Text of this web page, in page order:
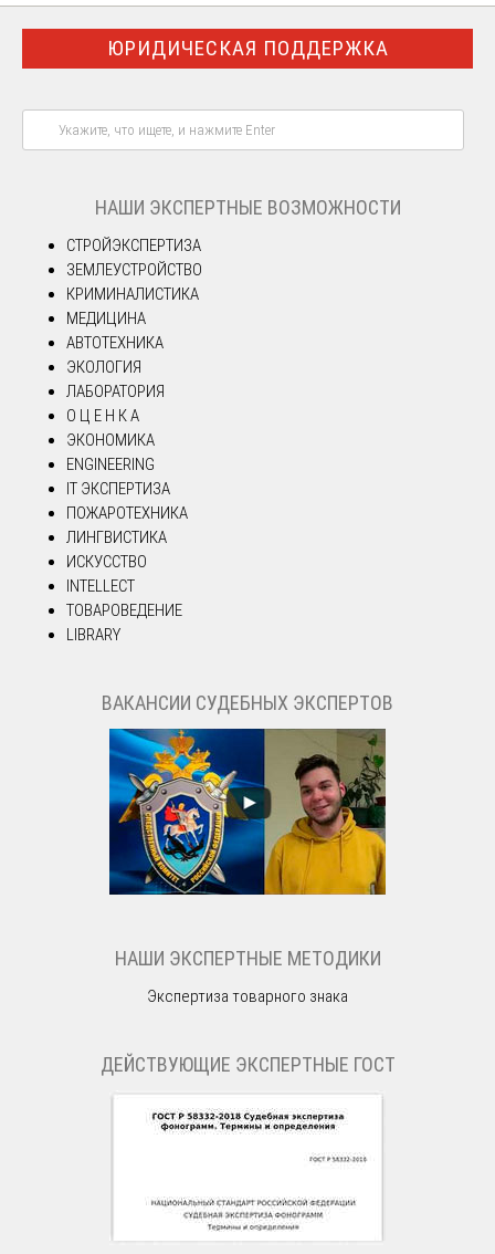
ЮРИДИЧЕСКАЯ ПОДДЕРЖКА
НАШИ ЭКСПЕРТНЫЕ ВОЗМОЖНОСТИ
СТРОЙЭКСПЕРТИЗА
ЗЕМЛЕУСТРОЙСТВО
КРИМИНАЛИСТИКА
МЕДИЦИНА
АВТОТЕХНИКА
ЭКОЛОГИЯ
ЛАБОРАТОРИЯ
О Ц Е Н К А
ЭКОНОМИКА
ENGINEERING
IT ЭКСПЕРТИЗА
ПОЖАРОТЕХНИКА
ЛИНГВИСТИКА
ИСКУССТВО
INTELLECT
ТОВАРОВЕДЕНИЕ
LIBRARY
ВАКАНСИИ СУДЕБНЫХ ЭКСПЕРТОВ
НАШИ ЭКСПЕРТНЫЕ МЕТОДИКИ
Экспертиза товарного знака
ДЕЙСТВУЮЩИЕ ЭКСПЕРТНЫЕ ГОСТ